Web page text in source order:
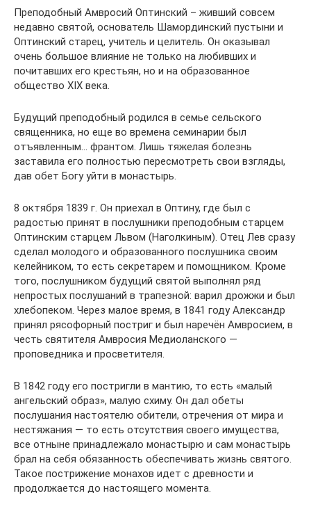
Преподобный Амвросий Оптинский – живший совсем
недавно святой, основатель Шамординский пустыни и
Оптинский старец, учитель и целитель. Он оказывал
очень большое влияние не только на любивших и
почитавших его крестьян, но и на образованное
общество XIX века.
Будущий преподобный родился в семье сельского
священника, но еще во времена семинарии был
отъявленным… франтом. Лишь тяжелая болезнь
заставила его полностью пересмотреть свои взгляды,
дав обет Богу уйти в монастырь.
8 октября 1839 г. Он приехал в Оптину, где был с
радостью принят в послушники преподобным старцем
Оптинским старцем Львом (Наголкиным). Отец Лев сразу
сделал молодого и образованного послушника своим
келейником, то есть секретарем и помощником. Кроме
того, послушником будущий святой выполнял ряд
непростых послушаний в трапезной: варил дрожжи и был
хлебопеком. Через малое время, в 1841 году Александр
принял рясофорный постриг и был наречён Амвросием, в
честь святителя Амвросия Медиоланского —
проповедника и просветителя.
В 1842 году его постригли в мантию, то есть «малый
ангельский образ», малую схиму. Он дал обеты
послушания настоятелю обители, отречения от мира и
нестяжания — то есть отсутствия своего имущества,
все отныне принадлежало монастырю и сам монастырь
брал на себя обязанность обеспечивать жизнь святого.
Такое пострижение монахов идет с древности и
продолжается до настоящего момента.